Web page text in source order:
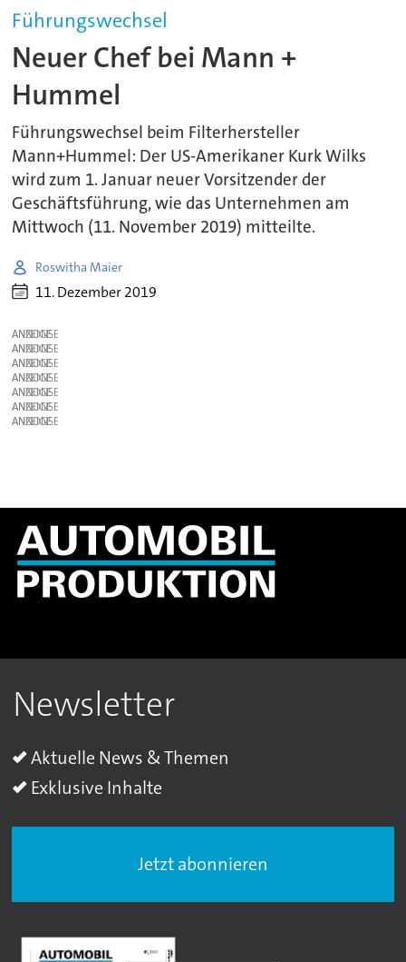
Führungswechsel
Neuer Chef bei Mann +
Hummel
Führungswechsel beim Filterhersteller
Mann+Hummel: Der US-Amerikaner Kurk Wilks
wird zum 1. Januar neuer Vorsitzender der
Geschäftsführung, wie das Unternehmen am
Mittwoch (11. November 2019) mitteilte.
Roswitha Maier
11. Dezember 2019
ANZEIGE
ANZEIGE
ANZEIGE
ANZEIGE
ANZEIGE
ANZEIGE
ANZEIGE
Newsletter
Aktuelle News & Themen
Exklusive Inhalte
Jetzt abonnieren